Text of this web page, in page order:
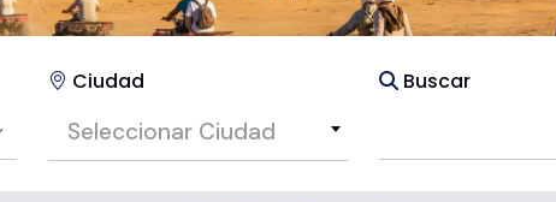
Ciudad
Seleccionar Ciudad
Buscar